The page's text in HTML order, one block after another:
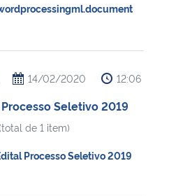
14/02/2020 12:06
Seletivo 2019
de 1 item)
Processo Seletivo 2019